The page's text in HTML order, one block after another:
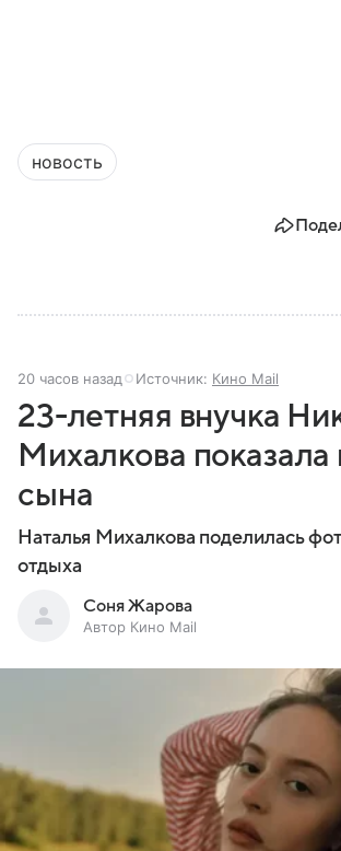
новость
20 часов назад Источник: Кино Mail
23-летняя внучка
Михалкова
сына
Наталья Михалкова поделилась
отдыха
Соня Жарова
Автор Кино Mail